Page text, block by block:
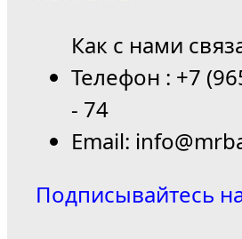
Как с нами
Телефон : +7
- 74
Email:
Подписывайтесь